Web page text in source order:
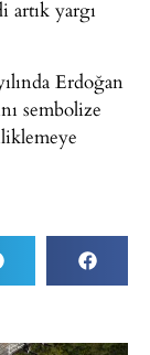
artık yargı
Erdoğan
sembolize